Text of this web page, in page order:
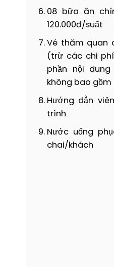
08 bữa ăn
120.000đ/suất
Vé thăm quan
(trừ các chi
phần nội
không bao
Hướng dẫn
trình
Nước uống
chai/khách